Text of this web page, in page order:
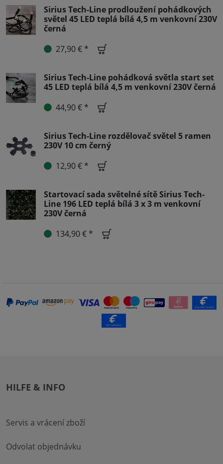
Sirius Tech-Line prodloužení pohádkových
světel 45 LED teplá bílá 4,5 m venkovní 230V
černá
27,90 € *
Sirius Tech-Line pohádková světla start set
45 LED teplá bílá 4,5 m venkovní 230V černá
44,90 € *
Sirius Tech-Line rozdělovač světel 5 ramen
230V 10 cm černý
12,90 € *
Startovací sada světelné sítě Sirius Tech-
Line 196 LED teplá bílá 3 x 3 m venkovní
230V černá
134,90 € *
HILFE & INFO
Servis a vrácení zboží
Odvolat objednávku